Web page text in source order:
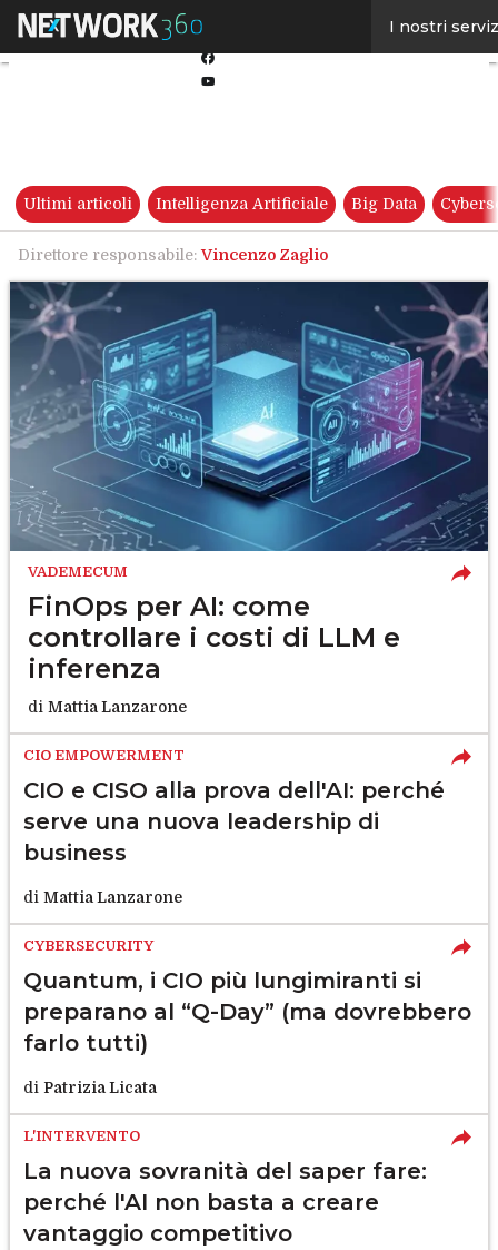
I nostri
Facebook
Ultimi articoli Intelligenza Artificiale Big Data
Direttore responsabile: Vincenzo Zaglio
VADEMECUM
FinOps per AI: come
controllare i costi di LLM e
inferenza
di Mattia Lanzarone
CIO EMPOWERMENT
CIO e CISO alla prova dell'AI: perché
serve una nuova leadership di
business
di Mattia Lanzarone
CYBERSECURITY
Quantum, i CIO più lungimiranti si
preparano al “Q-Day” (ma dovrebbero
farlo tutti)
di Patrizia Licata
L'INTERVENTO
La nuova sovranità del saper fare:
perché l'AI non basta a creare
vantaggio competitivo